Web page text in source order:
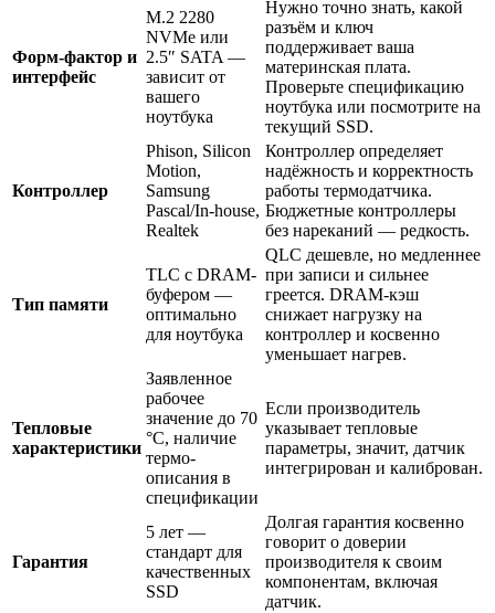
Форм-фактор и
интерфейс
M.2 2280
NVMe или
2.5″ SATA —
зависит от
вашего
ноутбука
Нужно точно знать, какой
разъём и ключ
поддерживает ваша
материнская плата.
Проверьте спецификацию
ноутбука или посмотрите на
текущий SSD.
Контроллер
Phison, Silicon
Motion,
Samsung
Pascal/In-house,
Realtek
Контроллер определяет
надёжность и корректность
работы термодатчика.
Бюджетные контроллеры
без нареканий — редкость.
Тип памяти
TLC с DRAM-
буфером —
оптимально
для ноутбука
QLC дешевле, но медленнее
при записи и сильнее
греется. DRAM-кэш
снижает нагрузку на
контроллер и косвенно
уменьшает нагрев.
Тепловые
характеристики
Заявленное
рабочее
значение до 70
°C, наличие
термо-
описания в
спецификации
Если производитель
указывает тепловые
параметры, значит, датчик
интегрирован и калиброван.
Гарантия
5 лет —
стандарт для
качественных
SSD
Долгая гарантия косвенно
говорит о доверии
производителя к своим
компонентам, включая
датчик.